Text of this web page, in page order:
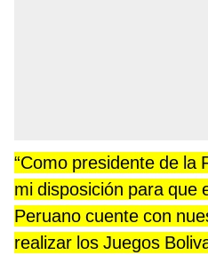
“Como presidente de la
mi disposición para que
Peruano cuente con
realizar los Juegos